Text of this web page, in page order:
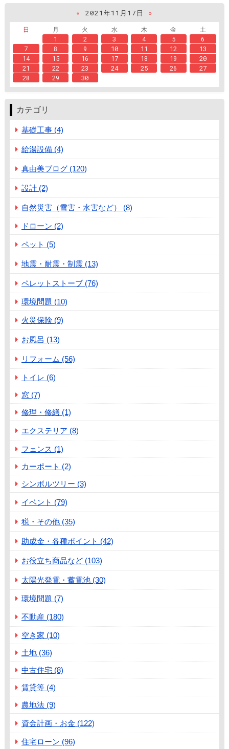
« 2021年11月17日
»
日
月 火 水 木 金
土
1
2 3 4 5
6
7
8 9 10 11 12
13
14
15 16 17 18 19
20
21
22 23 24 25 26
27
28
29 30
カテゴリ
基礎工事 (4)
給湯設備 (4)
真由美ブログ (120)
設計 (2)
自然災害（雪害・水害など） (8)
ドローン (2)
ペット (5)
地震・耐震・制震 (13)
ペレットストーブ (76)
環境問題 (10)
火災保険 (9)
お風呂 (13)
リフォーム (56)
トイレ (6)
窓 (7)
修理・修繕 (1)
エクステリア (8)
フェンス (1)
カーポート (2)
シンボルツリー (3)
イベント (79)
税・その他 (35)
助成金・各種ポイント (42)
お役立ち商品など (103)
太陽光発電・蓄電池 (30)
環境問題 (7)
不動産 (180)
空き家 (10)
土地 (36)
中古住宅 (8)
賃貸等 (4)
農地法 (9)
資金計画・お金 (122)
住宅ローン (96)